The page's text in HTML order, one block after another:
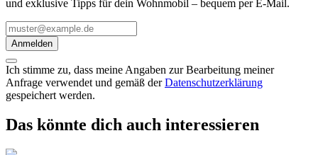
und exklusive Tipps für dein Wohnmobil – bequem per E-Mail.
Anmelden
Ich stimme zu, dass meine Angaben zur Bearbeitung meiner
Anfrage verwendet und gemäß der Datenschutzerklärung
gespeichert werden.
Das könnte dich auch interessieren